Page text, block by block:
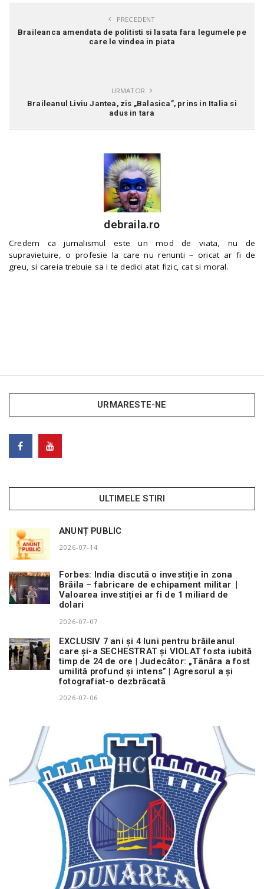
PRECEDENT
Braileanca amendata de politisti si lasata fara legumele pe
care le vindea in piata
URMATOR
Braileanul Liviu Jantea, zis „Balasica”, prins in Italia si
adus in tara
debraila.ro
Credem ca jurnalismul este un mod de viata, nu de
supravietuire, o profesie la care nu renunti – oricat ar fi de
greu, si careia trebuie sa i te dedici atat fizic, cat si moral.
URMARESTE-NE
ULTIMELE STIRI
ANUNȚ PUBLIC
2026-07-14
Forbes: India discută o investiție în zona
Brăila – fabricare de echipament militar |
Valoarea investiției ar fi de 1 miliard de
dolari
2026-07-07
EXCLUSIV 7 ani și 4 luni pentru brăileanul
care și-a SECHESTRAT și VIOLAT fosta iubită
timp de 24 de ore | Judecător: „Tânăra a fost
umilită profund și intens” | Agresorul a și
fotografiat-o dezbrăcată
2026-07-06